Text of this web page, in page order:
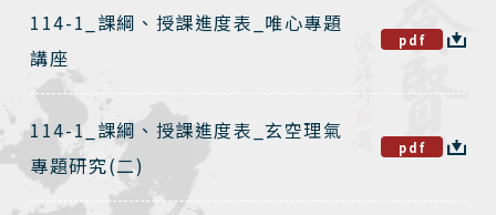
114-1_課綱、授課進度表_唯心專題
講座
pdf
114-1_課綱、授課進度表_玄空理氣
專題研究(二)
pdf